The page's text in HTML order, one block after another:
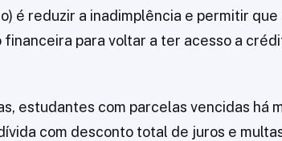
é reduzir a inadimplência e permitir
para voltar a ter acesso a
estudantes com parcelas vencidas há
com desconto total de juros e